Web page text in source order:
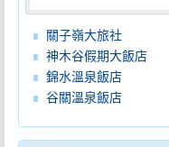
關子嶺大旅社
神木谷假期大飯店
錦水溫泉飯店
谷關溫泉飯店